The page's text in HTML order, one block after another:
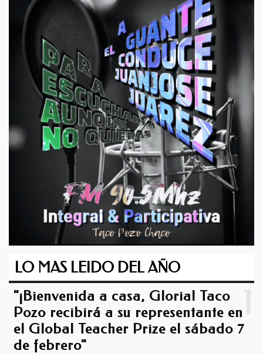
LO MAS LEIDO DEL AÑO
"¡Bienvenida a casa, Gloria! Taco
Pozo recibirá a su representante en
el Global Teacher Prize el sábado 7
de febrero"